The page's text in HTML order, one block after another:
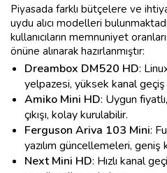
Piyasada farklı bütçelere ve
uydu alıcı modelleri
kullanıcıların memnuniyet
önüne alınarak hazırlanmıştır:
Dreambox DM520 HD:
yelpazesi, yüksek kanal geçiş
Amiko Mini HD: Uygun
çıkışı, kolay kurulabilir.
Ferguson Ariva 103 Mini:
yazılım güncellemeleri,
Next Mini HD: Hızlı kanal